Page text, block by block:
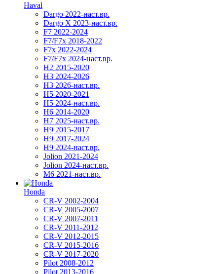
Haval
Dargo 2022-наст.вр.
Dargo X 2023-наст.вр.
F7 2022-2024
F7/F7x 2018-2022
F7x 2022-2024
F7/F7x 2024-наст.вр.
H2 2015-2020
H3 2024-2026
H3 2026-наст.вр.
H5 2020-2021
H5 2024-наст.вр.
H6 2014-2020
H7 2025-наст.вр.
H9 2015-2017
H9 2017-2024
H9 2024-наст.вр.
Jolion 2021-2024
Jolion 2024-наст.вр.
М6 2021-наст.вр.
Honda
CR-V 2002-2004
CR-V 2005-2007
CR-V 2007-2011
CR-V 2011-2012
CR-V 2012-2015
CR-V 2015-2016
CR-V 2017-2020
Pilot 2008-2012
Pilot 2013-2016